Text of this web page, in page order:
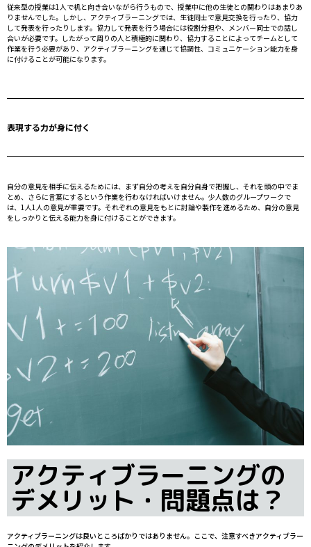
従来型の授業は1人で机と向き合いながら行うもので、授業中に他の生徒との関わりはあまりあ
りませんでした。しかし、アクティブラーニングでは、生徒同士で意見交換を行ったり、協力
して発表を行ったりします。協力して発表を行う場合には役割分担や、メンバー同士での話し
合いが必要です。したがって周りの人と積極的に関わり、協力することによってチームとして
作業を行う必要があり、アクティブラーニングを通じて協調性、コミュニケーション能力を身
に付けることが可能になります。
表現する力が身に付く
自分の意見を相手に伝えるためには、まず自分の考えを自分自身で把握し、それを頭の中でま
とめ、さらに言葉にするという作業を行わなければいけません。少人数のグループワークで
は、1人1人の意見が重要です。それぞれの意見をもとに討論や製作を進めるため、自分の意見
をしっかりと伝える能力を身に付けることができます。
アクティブラーニングの
デメリット・問題点は？
アクティブラーニングは良いところばかりではありません。ここで、注意すべきアクティブラー